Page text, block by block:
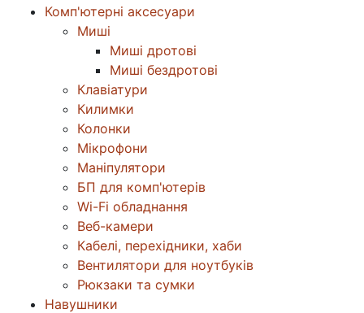
Комп'ютерні аксесуари
Миші
Миші дротові
Миші бездротові
Клавіатури
Килимки
Колонки
Мікрофони
Маніпулятори
БП для комп'ютерів
Wi-Fi обладнання
Веб-камери
Кабелі, перехідники, хаби
Вентилятори для ноутбуків
Рюкзаки та сумки
Навушники